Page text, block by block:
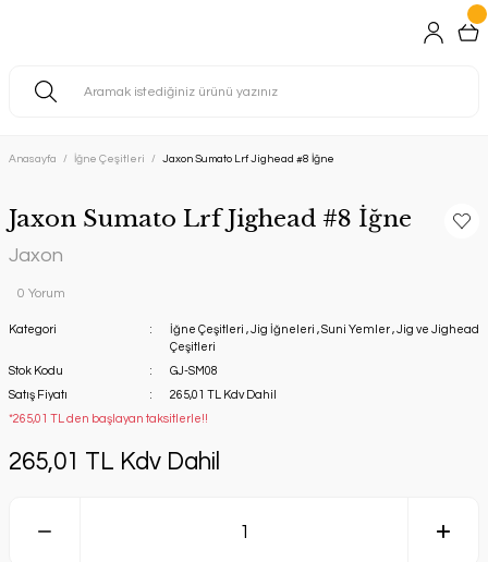
Anasayfa İğne Çeşitleri Jaxon Sumato Lrf Jighead #8 İğne
Jaxon Sumato Lrf Jighead #8 İğne
Jaxon
0 Yorum
Kategori İğne Çeşitleri ,Jig İğneleri ,Suni Yemler ,Jig ve Jighead
Çeşitleri
Stok Kodu
GJ-SM08
Satış Fiyatı
265,01 TL Kdv Dahil
*265,01 TL den başlayan taksitlerle!!
265,01 TL Kdv Dahil